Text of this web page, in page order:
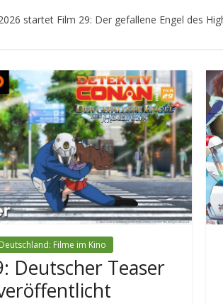
startet Film 29: Der gefallene Engel des
Deutschland: Filme im Kino
Deutscher Teaser